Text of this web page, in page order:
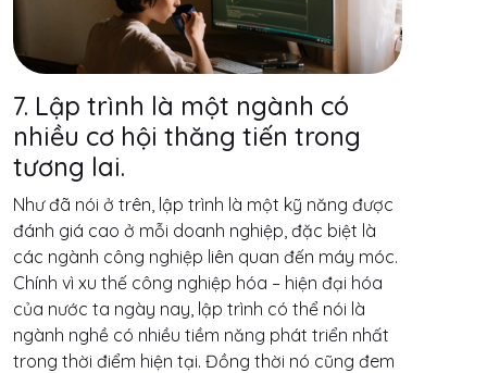
7. Lập trình là một ngành có
nhiều cơ hội thăng tiến trong
tương lai.
Như đã nói ở trên, lập trình là một kỹ năng được
đánh giá cao ở mỗi doanh nghiệp, đặc biệt là
các ngành công nghiệp liên quan đến máy móc.
Chính vì xu thế công nghiệp hóa – hiện đại hóa
của nước ta ngày nay, lập trình có thể nói là
ngành nghề có nhiều tiềm năng phát triển nhất
trong thời điểm hiện tại. Đồng thời nó cũng đem